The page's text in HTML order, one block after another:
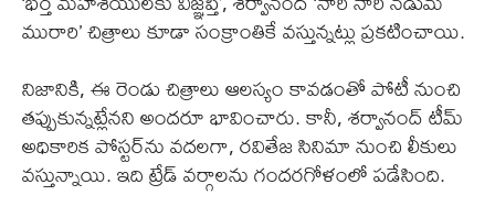
మురారి’ చిత్రాలు కూడా సంక్రాంతికే వస్తున్నట్లు ప్రకటించాయి.
నిజానికి, ఈ రెండు చిత్రాలు ఆలస్యం కావడంతో పోటీ నుంచి
తప్పుకున్నట్లేనని అందరూ భావించారు. కానీ, శర్వానంద్ టీమ్
అధికారిక పోస్టర్‌ను వదలగా, రవితేజ సినిమా నుంచి లీకులు
వస్తున్నాయి. ఇది ట్రేడ్ వర్గాలను గందరగోళంలో పడేసింది.